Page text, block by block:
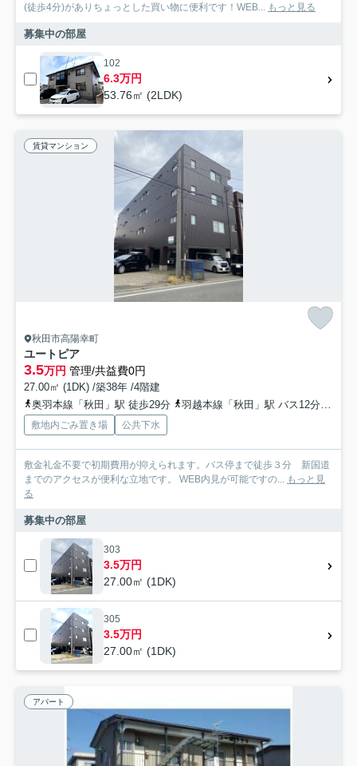
(徒歩4分)がありちょっとした買い物に便利です！WEB...
もっと見る
募集中の部屋
102
6.3万円
53.76㎡ (2LDK)
賃貸マンション
秋田市高陽幸町
ユートピア
3.5万円 管理/共益費0円
27.00㎡ (1DK) /築38年 /4階建
奥羽本線「秋田」駅 徒歩29分
羽越本線「秋田」駅 バス12分 秋田中央交通「山王二丁目（秋田県）」 停歩3分
敷地内ごみ置き場 公共下水
敷金礼金不要で初期費用が抑えられます。バス停まで徒歩３分 新国道
までのアクセスが便利な立地です。 WEB内見が可能ですの...
もっと見
る
募集中の部屋
303
3.5万円
27.00㎡ (1DK)
305
3.5万円
27.00㎡ (1DK)
アパート